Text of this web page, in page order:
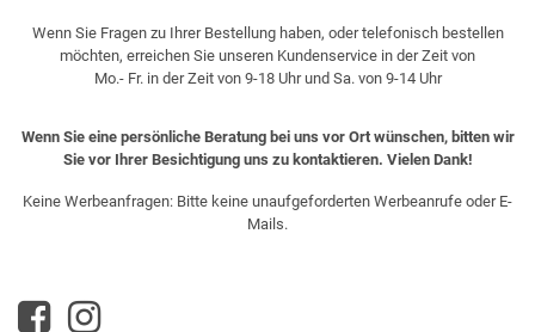
Wenn Sie Fragen zu Ihrer Bestellung haben, oder telefonisch bestellen
möchten, erreichen Sie unseren Kundenservice in der Zeit von
Mo.- Fr. in der Zeit von 9-18 Uhr und Sa. von 9-14 Uhr
Wenn Sie eine persönliche Beratung bei uns vor Ort wünschen, bitten wir
Sie vor Ihrer Besichtigung uns zu kontaktieren. Vielen Dank!
Keine Werbeanfragen: Bitte keine unaufgeforderten Werbeanrufe oder E-
Mails.